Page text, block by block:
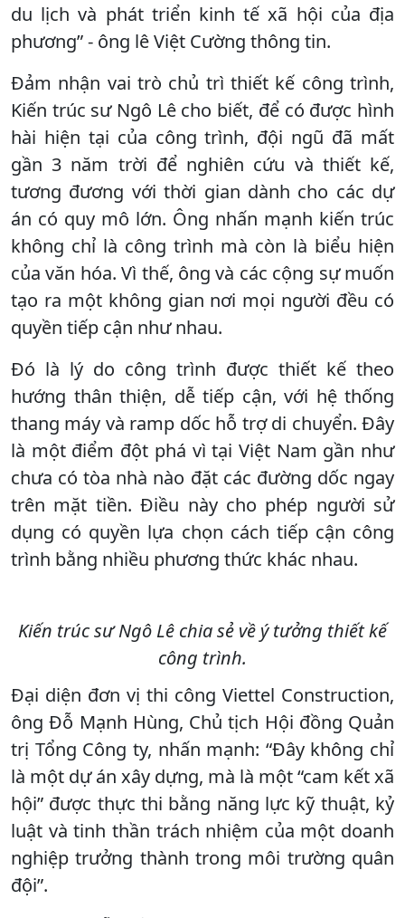
du lịch và phát triển kinh tế xã hội của địa
phương” - ông lê Việt Cường thông tin.
Đảm nhận vai trò chủ trì thiết kế công trình,
Kiến trúc sư Ngô Lê cho biết, để có được hình
hài hiện tại của công trình, đội ngũ đã mất
gần 3 năm trời để nghiên cứu và thiết kế,
tương đương với thời gian dành cho các dự
án có quy mô lớn. Ông nhấn mạnh kiến trúc
không chỉ là công trình mà còn là biểu hiện
của văn hóa. Vì thế, ông và các cộng sự muốn
tạo ra một không gian nơi mọi người đều có
quyền tiếp cận như nhau.
Đó là lý do công trình được thiết kế theo
hướng thân thiện, dễ tiếp cận, với hệ thống
thang máy và ramp dốc hỗ trợ di chuyển. Đây
là một điểm đột phá vì tại Việt Nam gần như
chưa có tòa nhà nào đặt các đường dốc ngay
trên mặt tiền. Điều này cho phép người sử
dụng có quyền lựa chọn cách tiếp cận công
trình bằng nhiều phương thức khác nhau.
Kiến trúc sư Ngô Lê chia sẻ về ý tưởng thiết kế
công trình.
Đại diện đơn vị thi công Viettel Construction,
ông Đỗ Mạnh Hùng, Chủ tịch Hội đồng Quản
trị Tổng Công ty, nhấn mạnh: “Đây không chỉ
là một dự án xây dựng, mà là một “cam kết xã
hội” được thực thi bằng năng lực kỹ thuật, kỷ
luật và tinh thần trách nhiệm của một doanh
nghiệp trưởng thành trong môi trường quân
đội”.